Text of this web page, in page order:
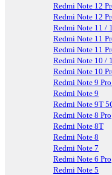
Redmi Note 12
Redmi Note 12
Redmi Note 11 /
Redmi Note 11
Redmi Note 11
Redmi Note 10 /
Redmi Note 10
Redmi Note 9
Redmi Note 9
Redmi Note 9T
Redmi Note 8 Pro
Redmi Note 8T
Redmi Note 8
Redmi Note 7
Redmi Note 6 Pro
Redmi Note 5